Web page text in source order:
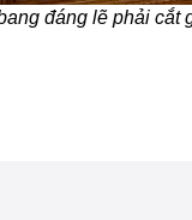
đáng lẽ phải cắt